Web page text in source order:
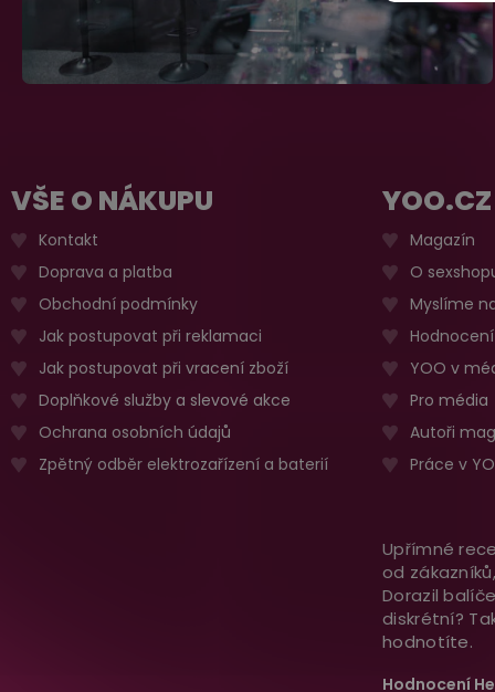
VŠE O NÁKUPU
Kontakt
Doprava a platba
Obchodní podmínky
Jak postupovat při reklamaci
Jak postupovat při vracení zboží
Doplňkové služby a slevové akce
Ochrana osobních údajů
Zpětný odběr elektrozařízení a baterií
YOO.CZ
Magazín
O
Myslíme
YOO v
Pro média
Autoři
Práce v
Upřímné
od
Dorazil
diskrétní?
hodnotíte.
Hodnocení